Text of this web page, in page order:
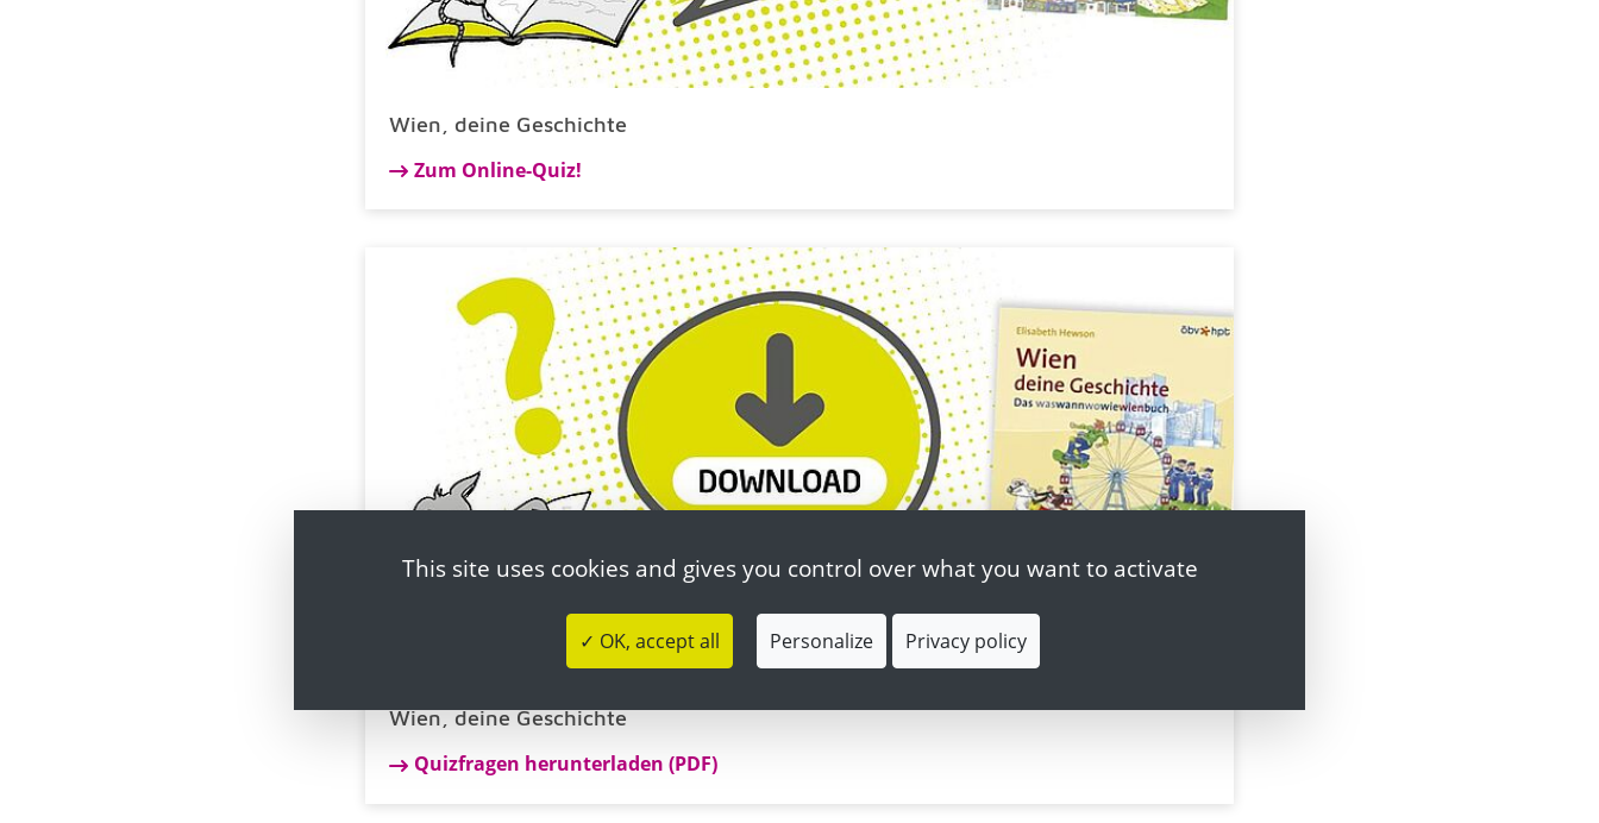
Wien, deine Geschichte
Zum Online-Quiz!
Wien, deine Geschichte
Quizfragen herunterladen (PDF)
This site uses cookies and gives you control over what you want to activate
✓ OK, accept all Personalize Privacy policy